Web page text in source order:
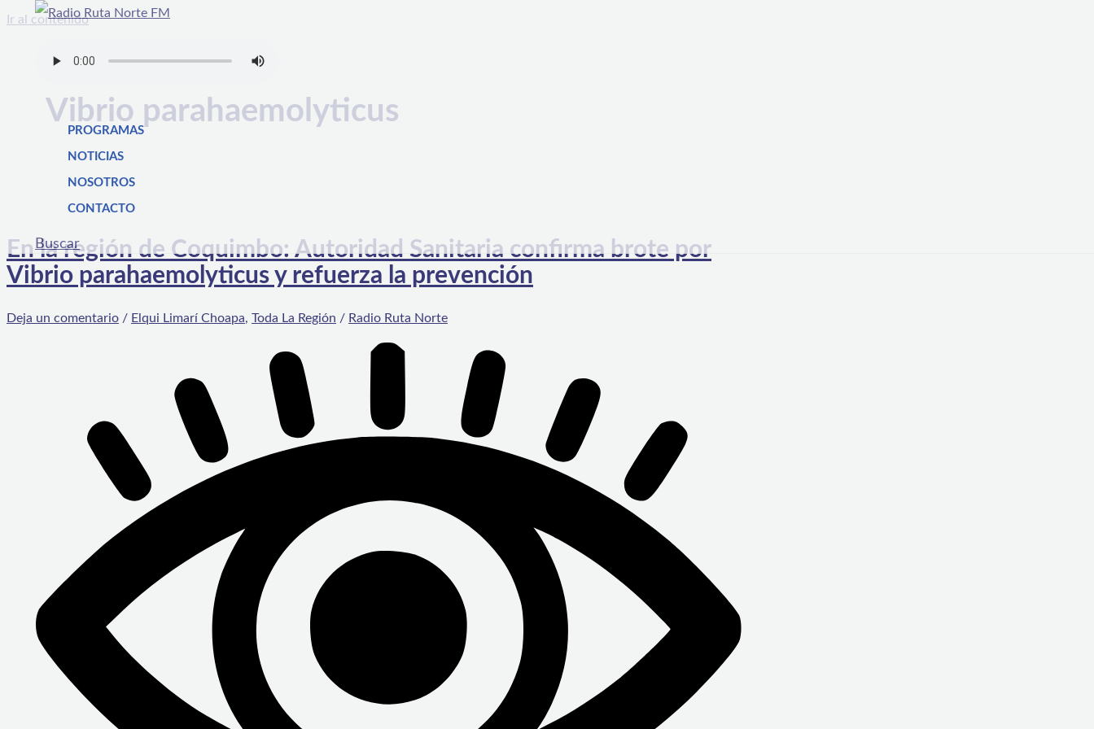
Ir al contenido
PROGRAMAS
NOTICIAS
NOSOTROS
CONTACTO
Buscar
Vibrio parahaemolyticus
En la región de Coquimbo: Autoridad Sanitaria confirma brote por
Vibrio parahaemolyticus y refuerza la prevención
Deja un comentario / Elqui Limarí Choapa, Toda La Región / Radio Ruta Norte